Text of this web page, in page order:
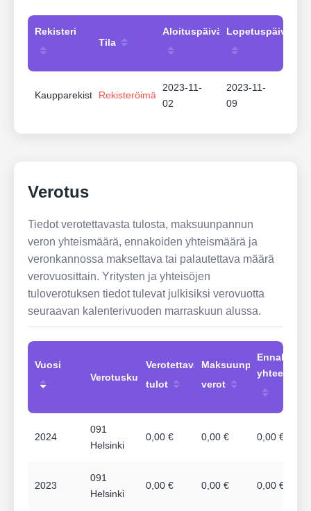
Rekisteri
Tila
Aloituspäivämäärä
KaupparekisteriRekisteröimätön
2023-11-
02
2023-11-
09
Verotus
Tiedot verotettavasta tulosta, maksuunpannun
veron yhteismäärä, ennakoiden yhteismäärä ja
veronkannossa maksettava tai palautettava määrä
verovuosittain. Yritysten ja yhteisöjen
tuloverotuksen tiedot tulevat julkisiksi verovuotta
seuraavan kalenterivuoden marraskuun alussa.
Vuosi
Verotuskunta
Verotettavat
tulot
Maksuunpannut
verot
Ennakot
yhteensä
2024
091
Helsinki
0,00 € 0,00 € 0,00 €
2023
091
Helsinki
0,00 € 0,00 € 0,00 €